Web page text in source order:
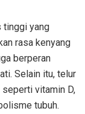
tinggi yang
rasa kenyang
berperan
Selain itu, telur
vitamin D,
tubuh.